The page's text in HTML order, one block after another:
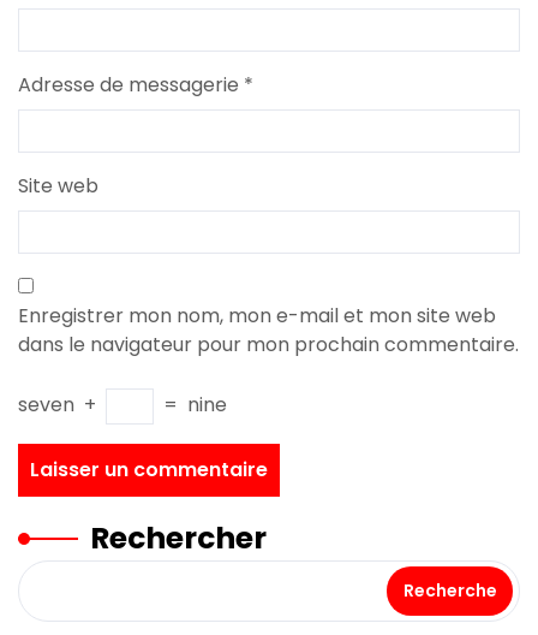
Adresse de messagerie *
Site web
Enregistrer mon nom, mon e-mail et mon site web
dans le navigateur pour mon prochain commentaire.
seven + = nine
Rechercher
Recherche